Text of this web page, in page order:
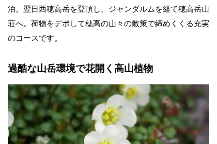
泊。翌日西穂高岳を登頂し、ジャンダルムを経て穂高岳山
荘へ。荷物をデポして穂高の山々の散策で締めくくる充実
のコースです。
過酷な山岳環境で花開く高山植物